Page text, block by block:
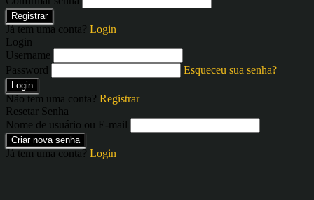
Registrar
Já tem uma conta? Login
Login
Username
Password
Esqueceu sua senha?
Login
Não tem uma conta? Registrar
Resetar Senha
Nome de usuário ou E-mail
Criar nova senha
Já tem uma conta? Login